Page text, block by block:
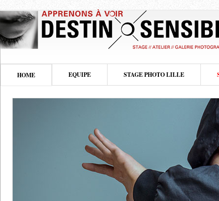
HOME EQUIPE STAGE PHOTO LILLE